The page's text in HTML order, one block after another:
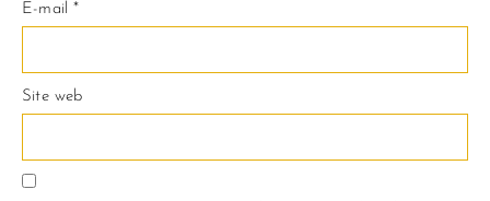
E-mail*
Site web